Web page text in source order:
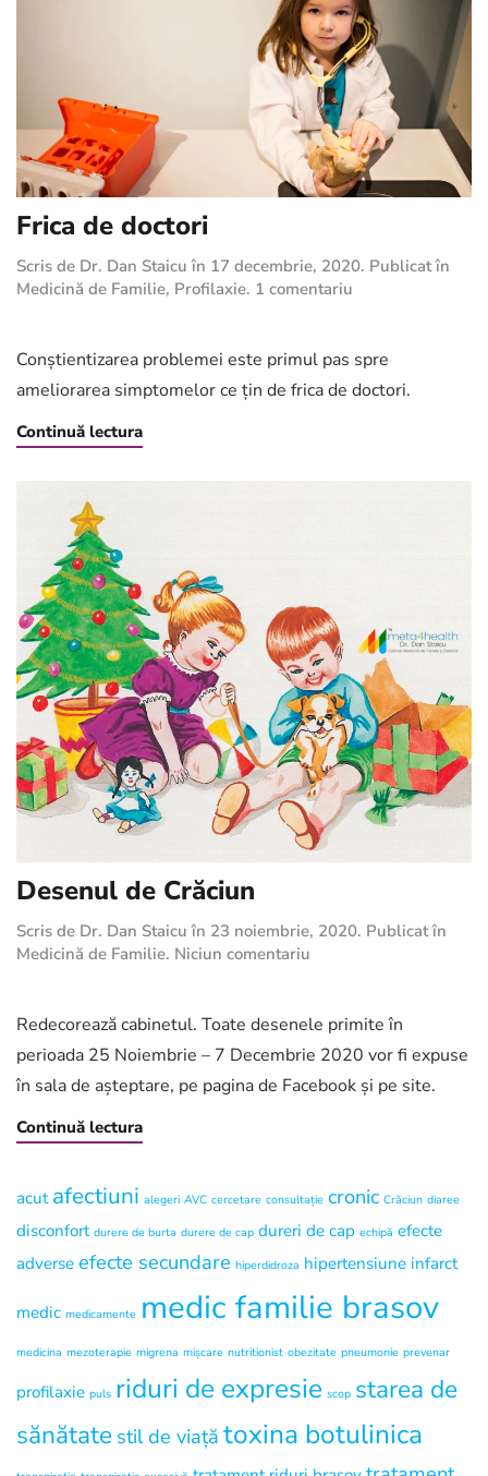
Frica de doctori
Scris de Dr. Dan Staicu în 17 decembrie, 2020. Publicat în
Medicină de Familie, Profilaxie. 1 comentariu
doctori
Conştientizarea problemei este primul pas spre
ameliorarea simptomelor ce țin de frica de doctori.
Continuă lectura
Desenul de Crăciun
Scris de Dr. Dan Staicu în 23 noiembrie, 2020. Publicat în
Medicină de Familie. Niciun comentariu
Crăciun
Redecorează cabinetul. Toate desenele primite în
perioada 25 Noiembrie – 7 Decembrie 2020 vor fi expuse
în sala de așteptare, pe pagina de Facebook și pe site.
Continuă lectura
acut afectiuni alegeri AVC cercetare consultație cronic Crăciun diaree
disconfort durere de burta durere de cap dureri de cap echipă efecte
adverse efecte secundare hiperdidroza hipertensiune infarct
medic medicamente medic familie brasov
medicina mezoterapie migrena mișcare nutritionist obezitate pneumonie prevenar
profilaxie puls riduri de expresie scop starea de
sănătate stil de viață toxina botulinica